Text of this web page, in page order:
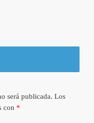
será publicada. Los
con *